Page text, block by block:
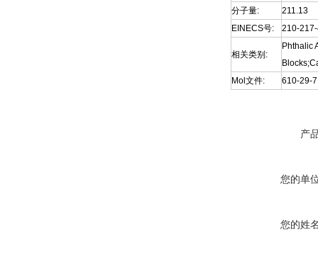
分子量:
211.13
EINECS号:
210-
相关类别:
Phthalic
Mol文件:
610-29-
产
您的单
您的姓